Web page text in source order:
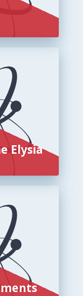
Elysia